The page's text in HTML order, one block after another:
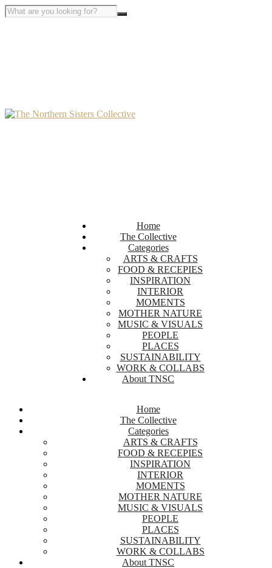
Home
The Collective
Categories
ARTS & CRAFTS
FOOD & RECEPIES
INSPIRATION
INTERIOR
MOMENTS
MOTHER NATURE
MUSIC & VISUALS
PEOPLE
PLACES
SUSTAINABILITY
WORK & COLLABS
About TNSC
Home
The Collective
Categories
ARTS & CRAFTS
FOOD & RECEPIES
INSPIRATION
INTERIOR
MOMENTS
MOTHER NATURE
MUSIC & VISUALS
PEOPLE
PLACES
SUSTAINABILITY
WORK & COLLABS
About TNSC